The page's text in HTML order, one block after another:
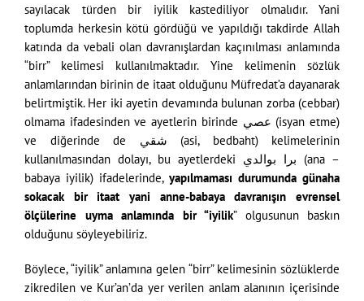
sayılacak türden bir iyilik kastediliyor olmalıdır. Yani
toplumda herkesin kötü gördüğü ve yapıldığı takdirde Allah
katında da vebali olan davranışlardan kaçınılması anlamında
“birr” kelimesi kullanılmaktadır. Yine kelimenin sözlük
anlamlarından birinin de itaat olduğunu Müfredat’a dayanarak
belirtmiştik. Her iki ayetin devamında bulunan zorba (cebbar)
olmama ifadesinden ve ayetlerin birinde عصي (isyan etme)
ve diğerinde de شقي (asi, bedbaht) kelimelerinin
kullanılmasından dolayı, bu ayetlerdeki برا بوالدي (ana –
babaya iyilik) ifadelerinde, yapılmaması durumunda günaha
sokacak bir itaat yani anne-babaya davranışın evrensel
ölçülerine uyma anlamında bir “iyilik” olgusunun baskın
olduğunu söyleyebiliriz.
Böylece, “iyilik” anlamına gelen “birr” kelimesinin sözlüklerde
zikredilen ve Kur’an’da yer verilen anlam alanının içerisinde